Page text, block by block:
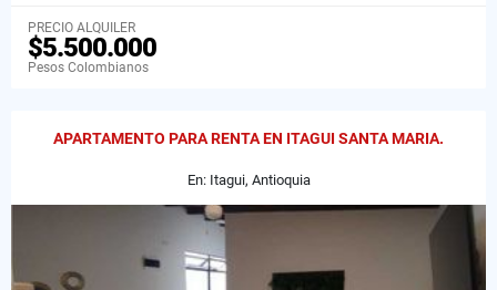
PRECIO ALQUILER
$5.500.000
Pesos Colombianos
APARTAMENTO PARA RENTA EN ITAGUI SANTA MARIA.
En: Itagui, Antioquia